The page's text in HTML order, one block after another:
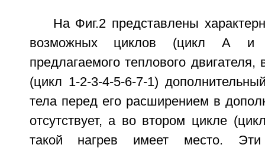
На Фиг.2 представлены
возможных циклов (цикл А
предлагаемого теплового
(цикл 1-2-3-4-5-6-7-1)
тела перед его расширением в
отсутствует, а во втором цикле
такой нагрев имеет место.